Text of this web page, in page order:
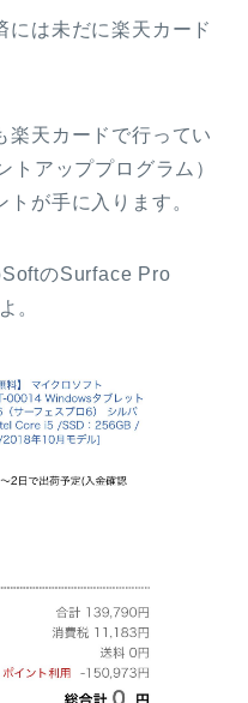
には未だに楽天カード
楽天カードで行ってい
トアッププログラム）
が手に入ります。
のSurface Pro
。